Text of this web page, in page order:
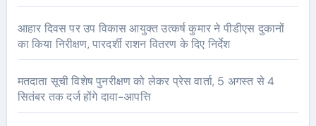
आहार दिवस पर उप विकास आयुक्त उत्कर्ष कुमार ने पीडीएस दुकानों
का किया निरीक्षण, पारदर्शी राशन वितरण के दिए निर्देश
मतदाता सूची विशेष पुनरीक्षण को लेकर प्रेस वार्ता, 5 अगस्त से 4
सितंबर तक दर्ज होंगे दावा-आपत्ति